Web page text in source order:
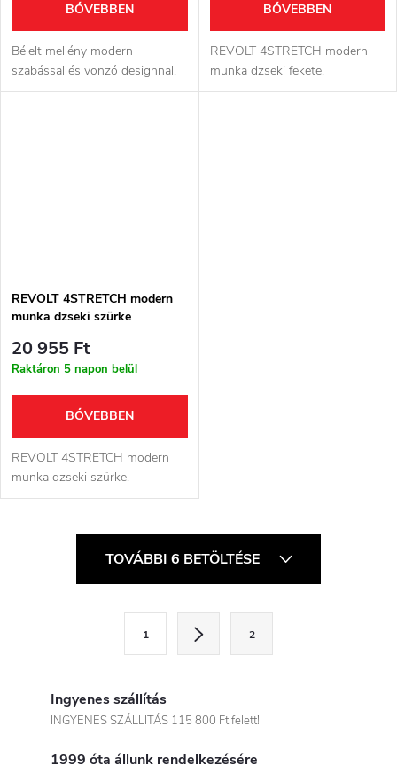
BŐVEBBEN
Bélelt mellény modern
szabással és vonzó designnal.
BŐVEBBEN
REVOLT 4STRETCH modern
munka dzseki fekete.
REVOLT 4STRETCH modern
munka dzseki szürke
20 955 Ft
Raktáron 5 napon belül
BŐVEBBEN
REVOLT 4STRETCH modern
munka dzseki szürke.
TOVÁBBI 6 BETÖLTÉSE
1 2
Ingyenes szállítás
INGYENES SZÁLLITÁS 115 800 Ft felett!
1999 óta állunk rendelkezésére